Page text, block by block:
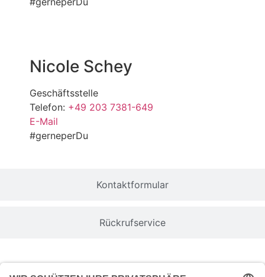
Kontaktformular
Rückrufservice
Nicole Schey
Geschäftsstelle
Telefon: +49 203 7381-649
E-Mail
#gerneperDu